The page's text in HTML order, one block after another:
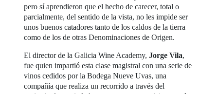
pero sí aprendieron que el hecho de carecer, total o
parcialmente, del sentido de la vista, no les impide ser
unos buenos catadores tanto de los caldos de la tierra
como de los de otras Denominaciones de Origen.
El director de la Galicia Wine Academy,Jorge Vila,
fue quien impartió esta clase magistral con una serie de
vinos cedidos por la Bodega Nueve Uvas, una
compañía que realiza un recorrido a través del